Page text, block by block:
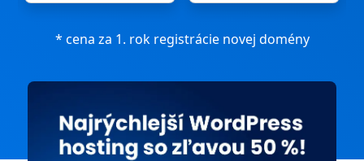
* cena za 1. rok registrácie novej domény